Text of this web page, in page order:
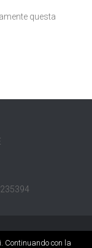
questa
Continuando con la